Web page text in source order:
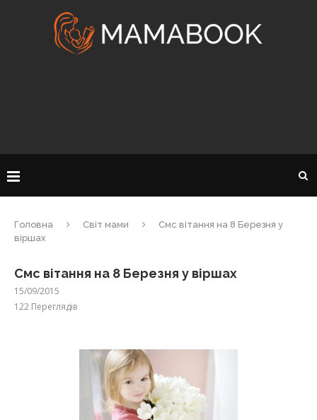
Головна Світ мами
Смс вітання на 8 Березня у
віршах
Смс вітання на 8 Березня у віршах
15/09/2015
122 Переглядів